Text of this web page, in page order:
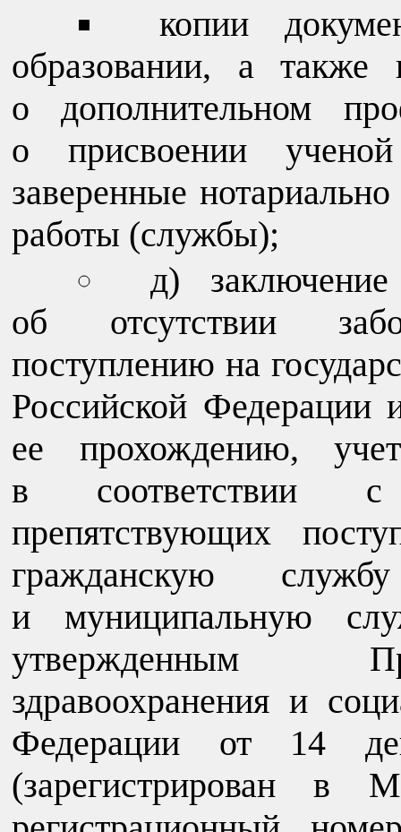
копии
образовании, а
о дополнительном
о присвоении
заверенные
работы (службы);
д)
об отсутствии
поступлению на
Российской
ее прохождению,
в соответствии с
препятствующих
гражданскую
и муниципальную
утвержденным
здравоохранения и
Федерации от 14
(зарегистрирован в